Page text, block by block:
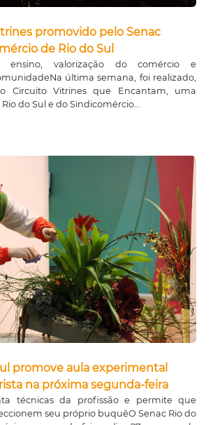
promovido pelo Senac
de Rio do Sul
ensino, valorização do comércio e
última semana, foi realizado,
Circuito Vitrines que Encantam, uma
do Sul e do Sindicomércio...
promove aula experimental
na próxima segunda-feira
técnicas da profissão e permite que
seu próprio buquêO Senac Rio do